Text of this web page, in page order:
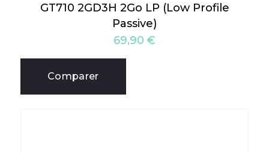
GT710 2GD3H 2Go LP (Low Profile
Passive)
69,90 €
Comparer